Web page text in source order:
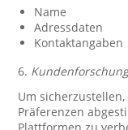
Name
Adressdaten
Kontaktangaben
6.
Um
Präferenzen